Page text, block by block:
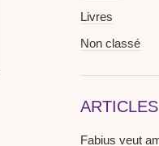
Livres
Non classé
Fabius veut